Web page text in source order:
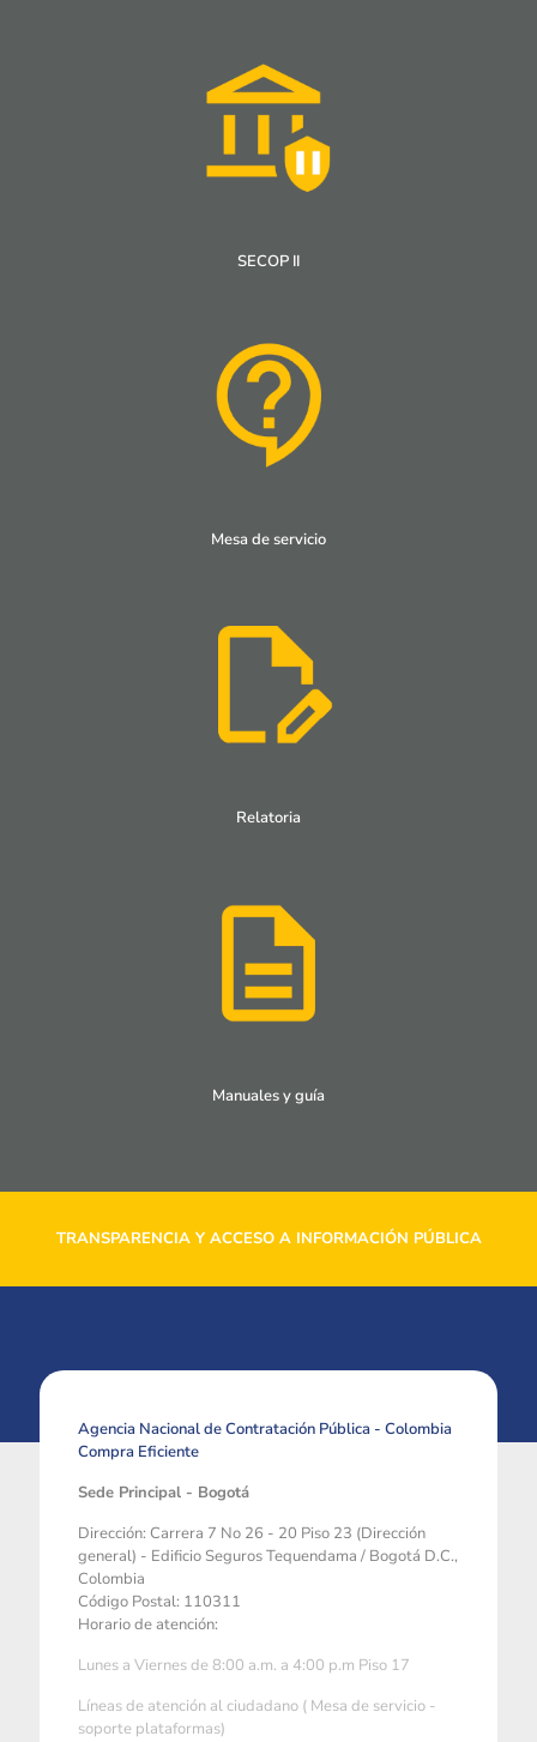
SECOP II
Mesa de servicio
Relatoria
Manuales y guía
TRANSPARENCIA Y ACCESO A INFORMACIÓN PÚBLICA
Agencia Nacional de Contratación Pública - Colombia
Compra Eficiente
Sede Principal - Bogotá
Dirección: Carrera 7 No 26 - 20 Piso 23 (Dirección
general) - Edificio Seguros Tequendama / Bogotá D.C.,
Colombia
Código Postal: 110311
Horario de atención:
Lunes a Viernes de 8:00 a.m. a 4:00 p.m Piso 17
Líneas de atención al ciudadano ( Mesa de servicio -
soporte plataformas)